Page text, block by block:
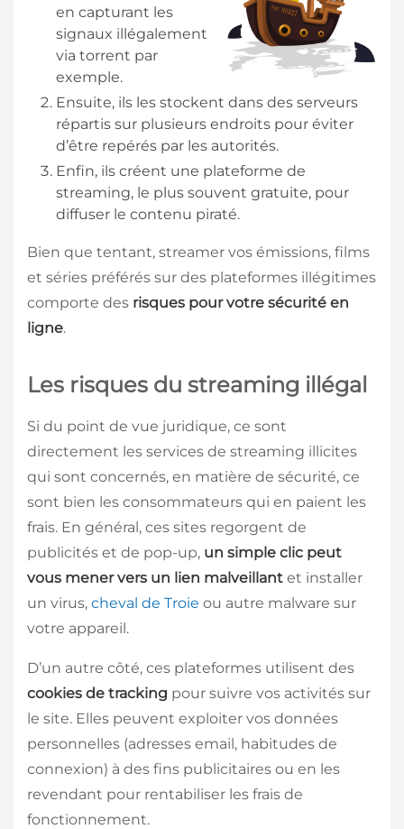
en capturant les
signaux illégalement
via torrent par
exemple.
Ensuite, ils les stockent dans des serveurs
répartis sur plusieurs endroits pour éviter
d’être repérés par les autorités.
Enfin, ils créent une plateforme de
streaming, le plus souvent gratuite, pour
diffuser le contenu piraté.
Bien que tentant, streamer vos émissions, films
et séries préférés sur des plateformes illégitimes
comporte des risques pour votre sécurité en
ligne.
Les risques du streaming illégal
Si du point de vue juridique, ce sont
directement les services de streaming illicites
qui sont concernés, en matière de sécurité, ce
sont bien les consommateurs qui en paient les
frais. En général, ces sites regorgent de
publicités et de pop-up, un simple clic peut
vous mener vers un lien malveillant et installer
un virus, cheval de Troie ou autre malware sur
votre appareil.
D’un autre côté, ces plateformes utilisent des
cookies de tracking pour suivre vos activités sur
le site. Elles peuvent exploiter vos données
personnelles (adresses email, habitudes de
connexion) à des fins publicitaires ou en les
revendant pour rentabiliser les frais de
fonctionnement.